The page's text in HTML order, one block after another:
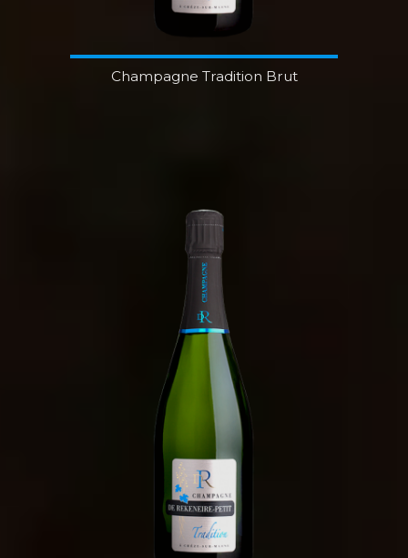
Champagne Tradition Brut